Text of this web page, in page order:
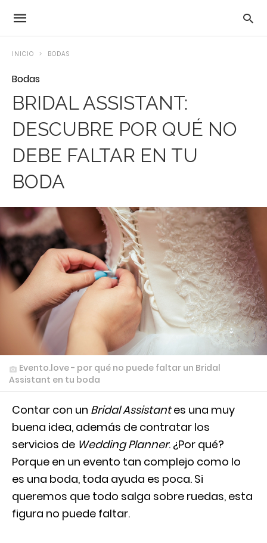
INICIO BODAS
Bodas
BRIDAL ASSISTANT:
DESCUBRE POR QUÉ NO
DEBE FALTAR EN TU
BODA
Evento.love - por qué no puede faltar un Bridal
Assistant en tu boda
Contar con un Bridal Assistantes una muy
buena idea, además de contratar los
servicios de Wedding Planner. ¿Por qué?
Porque en un evento tan complejo como lo
es una boda, toda ayuda es poca. Si
queremos que todo salga sobre ruedas, esta
figura no puede faltar.